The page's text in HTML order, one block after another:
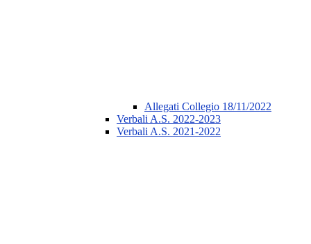
Allegati Collegio 18/11/2022
Verbali A.S. 2022-2023
Verbali A.S. 2021-2022